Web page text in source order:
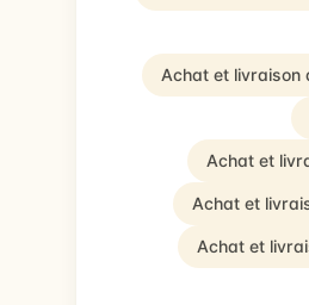
Achat et livraison
Achat et
Achat et
Achat et